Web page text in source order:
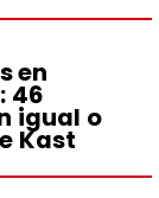
en
46
igual o
Kast